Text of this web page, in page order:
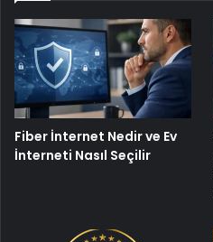
Fiber İnternet Nedir ve Ev
İnterneti Nasıl Seçilir